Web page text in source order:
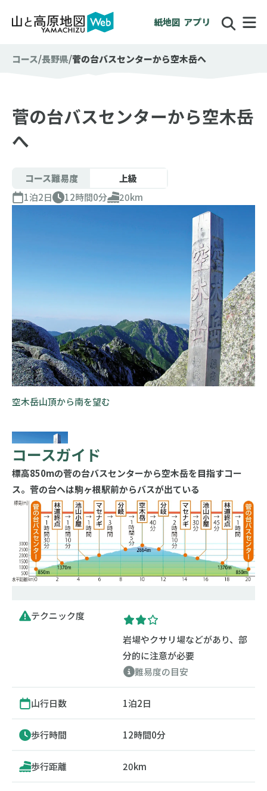
紙地図 アプリ
コース 長野県 菅の台バスセンターから空木岳へ
菅の台バスセンターから空木岳
へ
コース難易度
上級
1泊2日
12時間0分 20km
空木岳山頂から南を望む
コースガイド
標高850mの菅の台バスセンターから空木岳を目指すコー
ス。菅の台へは駒ヶ根駅前からバスが出ている
テクニック度
岩場やクサリ場などがあり、部
分的に注意が必要
難易度の目安
山行日数 1泊2日
歩行時間 12時間0分
歩行距離 20km